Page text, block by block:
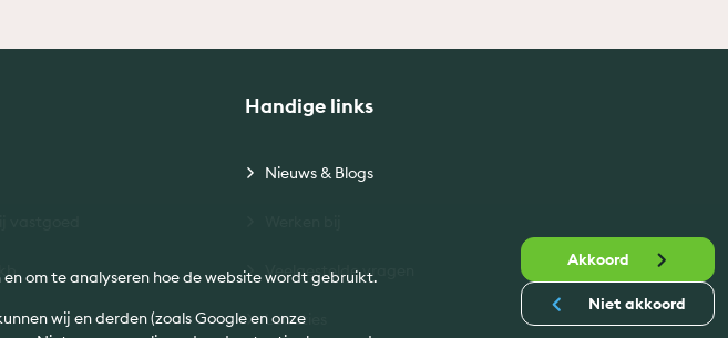
om te analyseren hoe de website wordt gebruikt.
wij en derden (zoals Google en onze
Akkoord
Niet akkoord
Handige links
Nieuws & Blogs
Veelgestelde vragen
Locaties